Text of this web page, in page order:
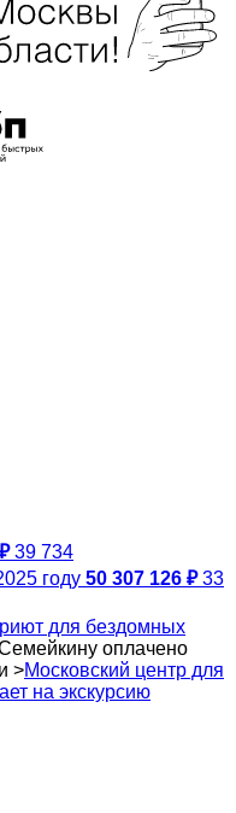
39 734
году 50 307 126 ₽ 33
для бездомных
оплачено
>Московский центр для
на экскурсию